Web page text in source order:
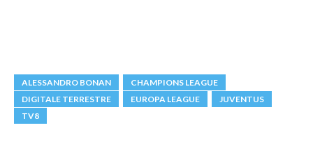
ALESSANDRO BONAN
CHAMPIONS LEAGUE
DIGITALE TERRESTRE
EUROPA LEAGUE
JUVENTUS
TV8